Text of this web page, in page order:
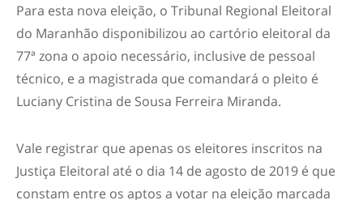
Para esta nova eleição, o Tribunal Regional Eleitoral
do Maranhão disponibilizou ao cartório eleitoral da
77ª zona o apoio necessário, inclusive de pessoal
técnico, e a magistrada que comandará o pleito é
Luciany Cristina de Sousa Ferreira Miranda.
Vale registrar que apenas os eleitores inscritos na
Justiça Eleitoral até o dia 14 de agosto de 2019 é que
constam entre os aptos a votar na eleição marcada